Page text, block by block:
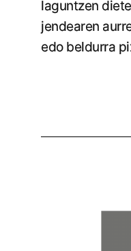
laguntzen
jendearen
edo beldurra